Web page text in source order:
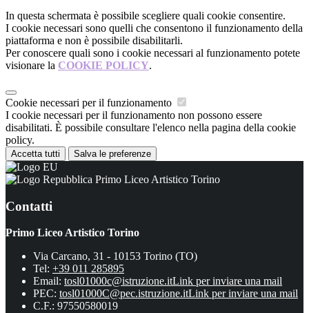
In questa schermata è possibile scegliere quali cookie consentire.
I cookie necessari sono quelli che consentono il funzionamento della
piattaforma e non è possibile disabilitarli.
Per conoscere quali sono i cookie necessari al funzionamento potete
visionare la COOKIE POLICY.
Cookie necessari per il funzionamento
I cookie necessari per il funzionamento non possono essere
disabilitati. È possibile consultare l'elenco nella pagina della cookie
policy.
Accetta tutti Salva le preferenze
Primo Liceo Artistico Torino
Contatti
Primo Liceo Artistico Torino
Via Carcano, 31 - 10153 Torino (TO)
Tel: +39 011 285895
Email: tosl01000c@istruzione.itLink per inviare una mail
PEC: tosl01000C@pec.istruzione.itLink per inviare una mail
C.F.: 97550580019